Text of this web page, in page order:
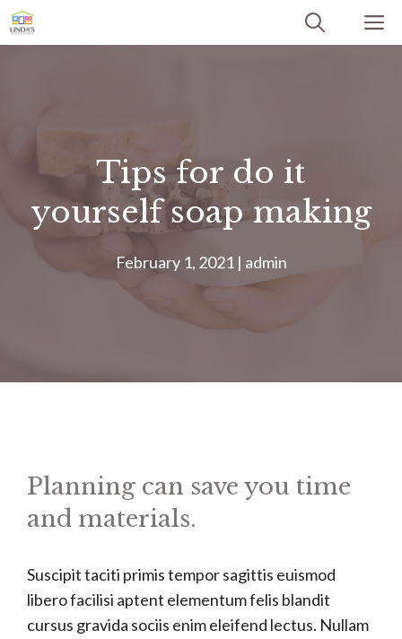
Skip
to
Tips for do it
yourself soap making
February 1, 2021| admin
Planning can save you time
and materials.
Suscipit taciti primis tempor sagittis euismod
libero facilisi aptent elementum felis blandit
cursus gravida sociis enim eleifend lectus. Nullam